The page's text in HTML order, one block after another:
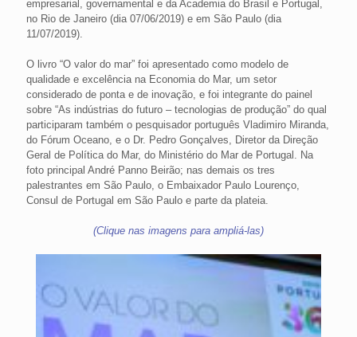
empresarial, governamental e da Academia do Brasil e Portugal,
no Rio de Janeiro (dia 07/06/2019) e em São Paulo (dia
11/07/2019).
O livro “O valor do mar” foi apresentado como modelo de
qualidade e excelência na Economia do Mar, um setor
considerado de ponta e de inovação, e foi integrante do painel
sobre “As indústrias do futuro – tecnologias de produção” do qual
participaram também o pesquisador português Vladimiro Miranda,
do Fórum Oceano, e o Dr. Pedro Gonçalves, Diretor da Direção
Geral de Política do Mar, do Ministério do Mar de Portugal. Na
foto principal André Panno Beirão; nas demais os tres
palestrantes em São Paulo, o Embaixador Paulo Lourenço,
Consul de Portugal em São Paulo e parte da plateia.
(Clique nas imagens para ampliá-las)